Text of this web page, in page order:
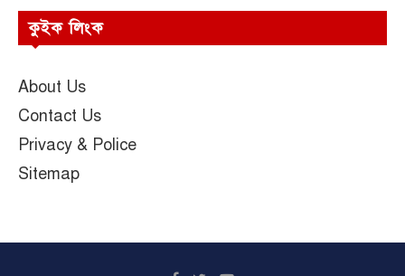
কুইক লিংক
About Us
Contact Us
Privacy & Police
Sitemap